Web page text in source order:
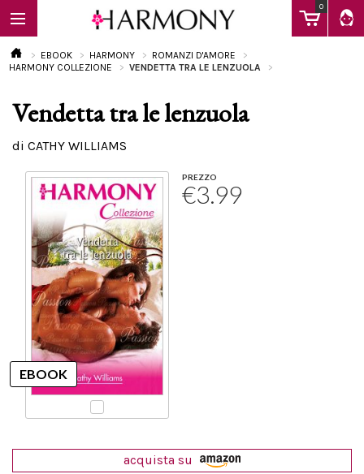
0
EBOOK
Calendario
EBOOK HARMONY
ROMANZI D'AMORE
HARMONY COLLEZIONE
VENDETTA TRA LE LENZUOLA
Vendetta tra le lenzuola
di CATHY WILLIAMS
PREZZO
€3.99
acquista su